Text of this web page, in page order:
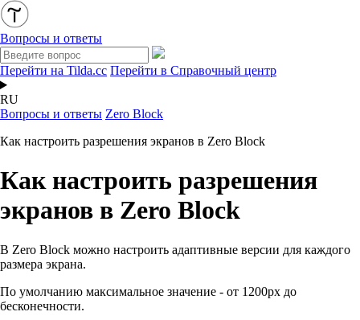
Вопросы и ответы
Перейти на Tilda.cc Перейти в Справочный центр
RU
Вопросы и ответы Zero Block
Как настроить разрешения экранов в Zero Block
Как настроить разрешения
экранов в Zero Block
В Zero Block можно настроить адаптивные версии для каждого
размера экрана.
По умолчанию максимальное значение - от 1200рх до
бесконечности.